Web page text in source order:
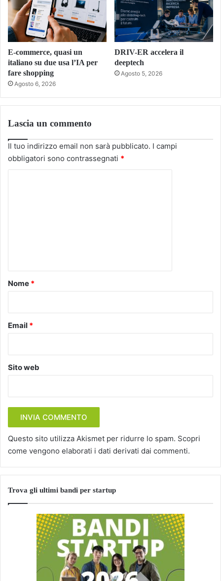
E-commerce, quasi un
italiano su due usa l’IA per
fare shopping
Agosto 6, 2026
DRIV-ER accelera il
deeptech
Agosto 5, 2026
Lascia un commento
Il tuo indirizzo email non sarà pubblicato. I campi
obbligatori sono contrassegnati *
o
Nome *
Email *
Sito web
Questo sito utilizza Akismet per ridurre lo spam. Scopri
come vengono elaborati i dati derivati dai commenti.
Trova gli ultimi bandi per startup